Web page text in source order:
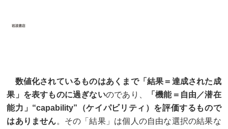
数値化されているものはあくまで「結果＝達成された成
果」を表すものに過ぎないのであり、
「機能＝自由／潜在
能力」“capability”（ケイパビリティ）を評価するもので
はありません。その「結果」は個人の自由な選択の結果な